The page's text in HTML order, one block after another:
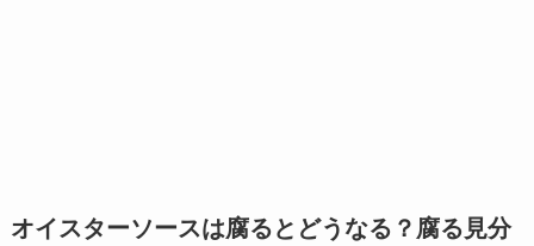
オイスターソースは腐るとどうなる？腐る見分